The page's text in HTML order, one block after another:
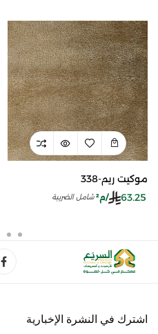
موكيت ريم-338
63.25
/م² شامل الضريبة
اشترك في النشرة الإخبارية